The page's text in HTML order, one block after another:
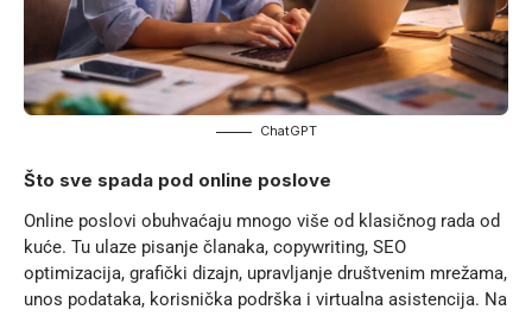
ChatGPT
Što sve spada pod online poslove
Online poslovi obuhvaćaju mnogo više od klasičnog rada od
kuće. Tu ulaze pisanje članaka, copywriting, SEO
optimizacija, grafički dizajn, upravljanje društvenim mrežama,
unos podataka, korisnička podrška i virtualna asistencija. Na